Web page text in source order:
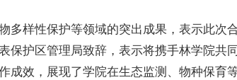
多样性保护等领域的突出成果，表示此次
保护区管理局致辞，表示将携手林学院共
成效，展现了学院在生态监测、物种保育